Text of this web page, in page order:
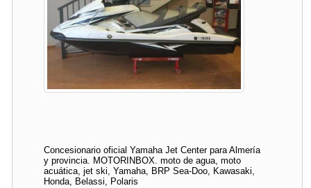
Concesionario oficial Yamaha Jet Center para Almería
y provincia. MOTORINBOX. moto de agua, moto
acuática, jet ski, Yamaha, BRP Sea-Doo, Kawasaki,
Honda, Belassi, Polaris